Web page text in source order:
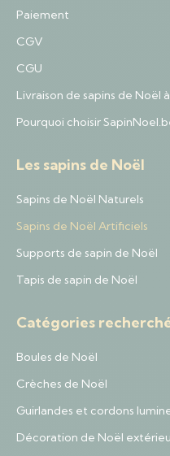
Paiement
CGV
CGU
Livraison de sapins de Noël
Pourquoi choisir
Les sapins de Noël
Sapins de Noël Naturels
Sapins de Noël Artificiels
Supports de sapin de Noël
Tapis de sapin de Noël
Catégories
Boules de Noël
Crèches de Noël
Guirlandes et cordons
Décoration de Noël